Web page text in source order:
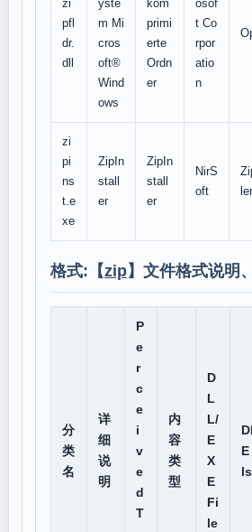
zi
pfl
dr.
dll
yste
m Mi
cros
oft®
Wind
ows
kom
primi
erte
Ordn
er
osof
t Co
rpor
atio
n
zi
pi
ns
t.e
xe
ZipIn
stall
er
ZipIn
stall
er
NirS
oft
ler
格式:【zip】文件格式说明
分
类
名
详
细
说
明
P
e
r
c
e
i
v
e
d
T
内
容
类
型
D
L
L/
E
X
E
Fi
le
ls